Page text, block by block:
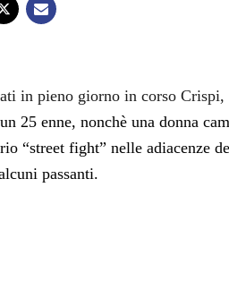
in pieno giorno in corso
25 enne, nonchè una donna
“street fight” nelle adiacenze
passanti.